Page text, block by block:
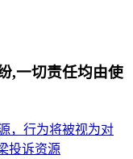
,一切责任均由使
，行为将被视为对
投诉资源